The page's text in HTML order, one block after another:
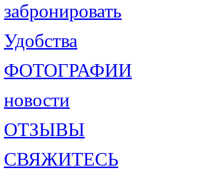
забронировать
Удобства
ФОТОГРАФИИ
новости
ОТЗЫВЫ
СВЯЖИТЕСЬ